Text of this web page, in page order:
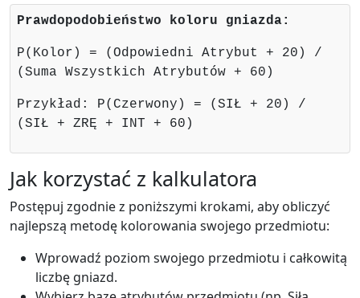
Prawdopodobieństwo koloru gniazda:
P(Kolor) = (Odpowiedni Atrybut + 20) /
(Suma Wszystkich Atrybutów + 60)
Przykład: P(Czerwony) = (SIŁ + 20) /
(SIŁ + ZRĘ + INT + 60)
Jak korzystać z kalkulatora
Postępuj zgodnie z poniższymi krokami, aby obliczyć
najlepszą metodę kolorowania swojego przedmiotu:
Wprowadź poziom swojego przedmiotu i całkowitą
liczbę gniazd.